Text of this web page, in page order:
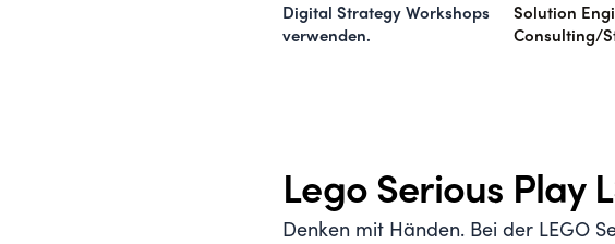
Digital Strategy Workshops
verwenden.
Solution
Consulting/
Lego Serious Play
Denken mit Händen. Bei der LEGO